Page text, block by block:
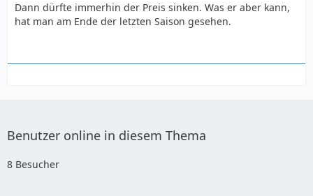
Dann dürfte immerhin der Preis sinken. Was er aber kann,
hat man am Ende der letzten Saison gesehen.
Benutzer online in diesem Thema
8 Besucher